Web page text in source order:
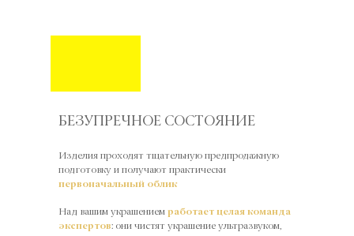
БЕЗУПРЕЧНОЕ СОСТОЯНИЕ
Изделия проходят тщательную предпродажную
подготовку и получают практически
первоначальный облик
Над вашим украшением работает целая команда
экспертов: они чистят украшение ультразвуком,